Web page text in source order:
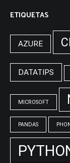
ETIQUETAS
AZURE
DATATIPS
MICROSOFT
PANDAS